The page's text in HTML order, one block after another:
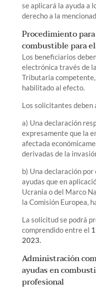
se aplicará la ayuda a
derecho a la
Procedimiento
combustible para
Los beneficiarios
electrónica través de
Tributaria
habilitado al efecto.
Los solicitantes
a) Una declaración
expresamente que la
afectada
derivadas de la
b) Una declaración
ayudas que en
Ucrania o del Marco
la Comisión Europea,
La solicitud se podrá
comprendido entre el
2023.
Administración
ayudas en
profesional